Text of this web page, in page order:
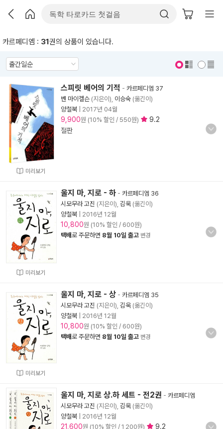
카르페디엠 : 31권의 상품이 있습니다.
미리보기
스피릿 베어의 기적 - 카르페디엠 37
벤 마이켈슨 (지은이), 이승숙 (옮긴이)
양철북
2017년 04월
9,900원 (10% 할인 / 550원)
9.2
절판
미리보기
울지 마, 지로 - 하 - 카르페디엠 36
시모무라 고진 (지은이), 김욱 (옮긴이)
양철북
2016년 12월
10,800원 (10% 할인 / 600원)
택배로 주문하면 8월 10일 출고 변경
미리보기
울지 마, 지로 - 상 - 카르페디엠 35
시모무라 고진 (지은이), 김욱 (옮긴이)
양철북
2016년 12월
10,800원 (10% 할인 / 600원)
택배로 주문하면 8월 10일 출고 변경
울지 마, 지로 상.하 세트 - 전2권 - 카르페디엠
시모무라 고진 (지은이), 김욱 (옮긴이)
양철북
2016년 12월
21,600원 (10% 할인 / 1,200원) 9.2